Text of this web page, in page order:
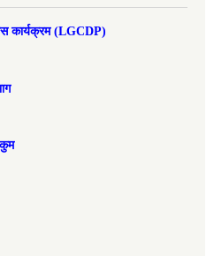
कार्यक्रम (LGCDP)